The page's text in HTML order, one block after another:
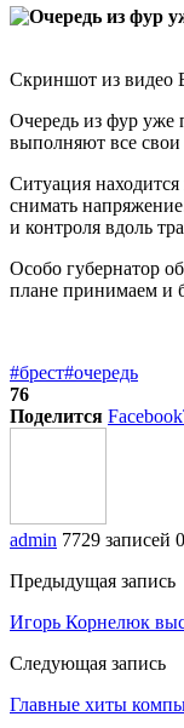
Скриншот из видео
Очередь из фур уже
выполняют все
Ситуация
снимать
и контроля вдоль
Особо губернатор
плане принимаем и
#брест#очередь
76
Поделится Facebook
admin 7729 записей
Предыдущая запись
Игорь Корнелюк
Следующая запись
Главные хиты